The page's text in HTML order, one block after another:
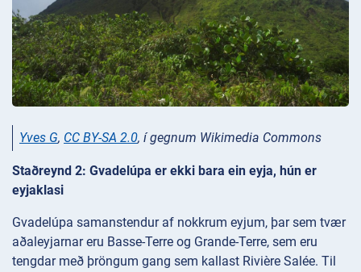
Yves G, CC BY-SA 2.0, í gegnum Wikimedia Commons
Staðreynd 2: Gvadelúpa er ekki bara ein eyja, hún er
eyjaklasi
Gvadelúpa samanstendur af nokkrum eyjum, þar sem tvær
aðaleyjarnar eru Basse-Terre og Grande-Terre, sem eru
tengdar með þröngum gang sem kallast Rivière Salée. Til